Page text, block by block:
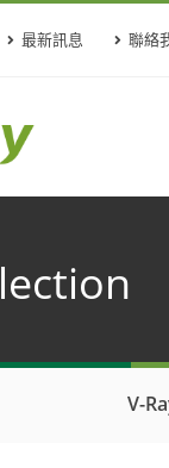
最新訊息 聯絡
V-